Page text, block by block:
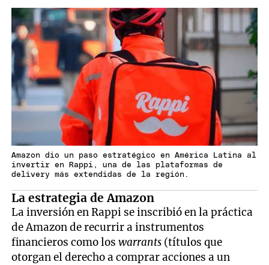
Amazon dio un paso estratégico en América Latina al
invertir en Rappi, una de las plataformas de
delivery más extendidas de la región.
La estrategia de Amazon
La inversión en Rappi se inscribió en la práctica
de Amazon de recurrir a instrumentos
financieros como loswarrants (títulos que
otorgan el derecho a comprar acciones a un